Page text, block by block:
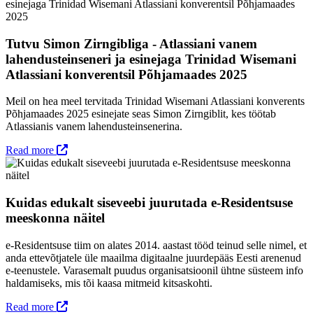
Tutvu Simon Zirngibliga - Atlassiani vanem
lahendusteinseneri ja esinejaga Trinidad Wisemani
Atlassiani konverentsil Põhjamaades 2025
Meil on hea meel tervitada Trinidad Wisemani Atlassiani konverents
Põhjamaades 2025 esinejate seas Simon Zirngiblit, kes töötab
Atlassianis vanem lahendusteinsenerina.
Read more
Kuidas edukalt siseveebi juurutada e-Residentsuse
meeskonna näitel
e-Residentsuse tiim on alates 2014. aastast tööd teinud selle nimel, et
anda ettevõtjatele üle maailma digitaalne juurdepääs Eesti arenenud
e-teenustele. Varasemalt puudus organisatsioonil ühtne süsteem info
haldamiseks, mis tõi kaasa mitmeid kitsaskohti.
Read more